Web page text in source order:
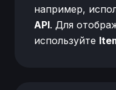
например,
API. Для
используйте